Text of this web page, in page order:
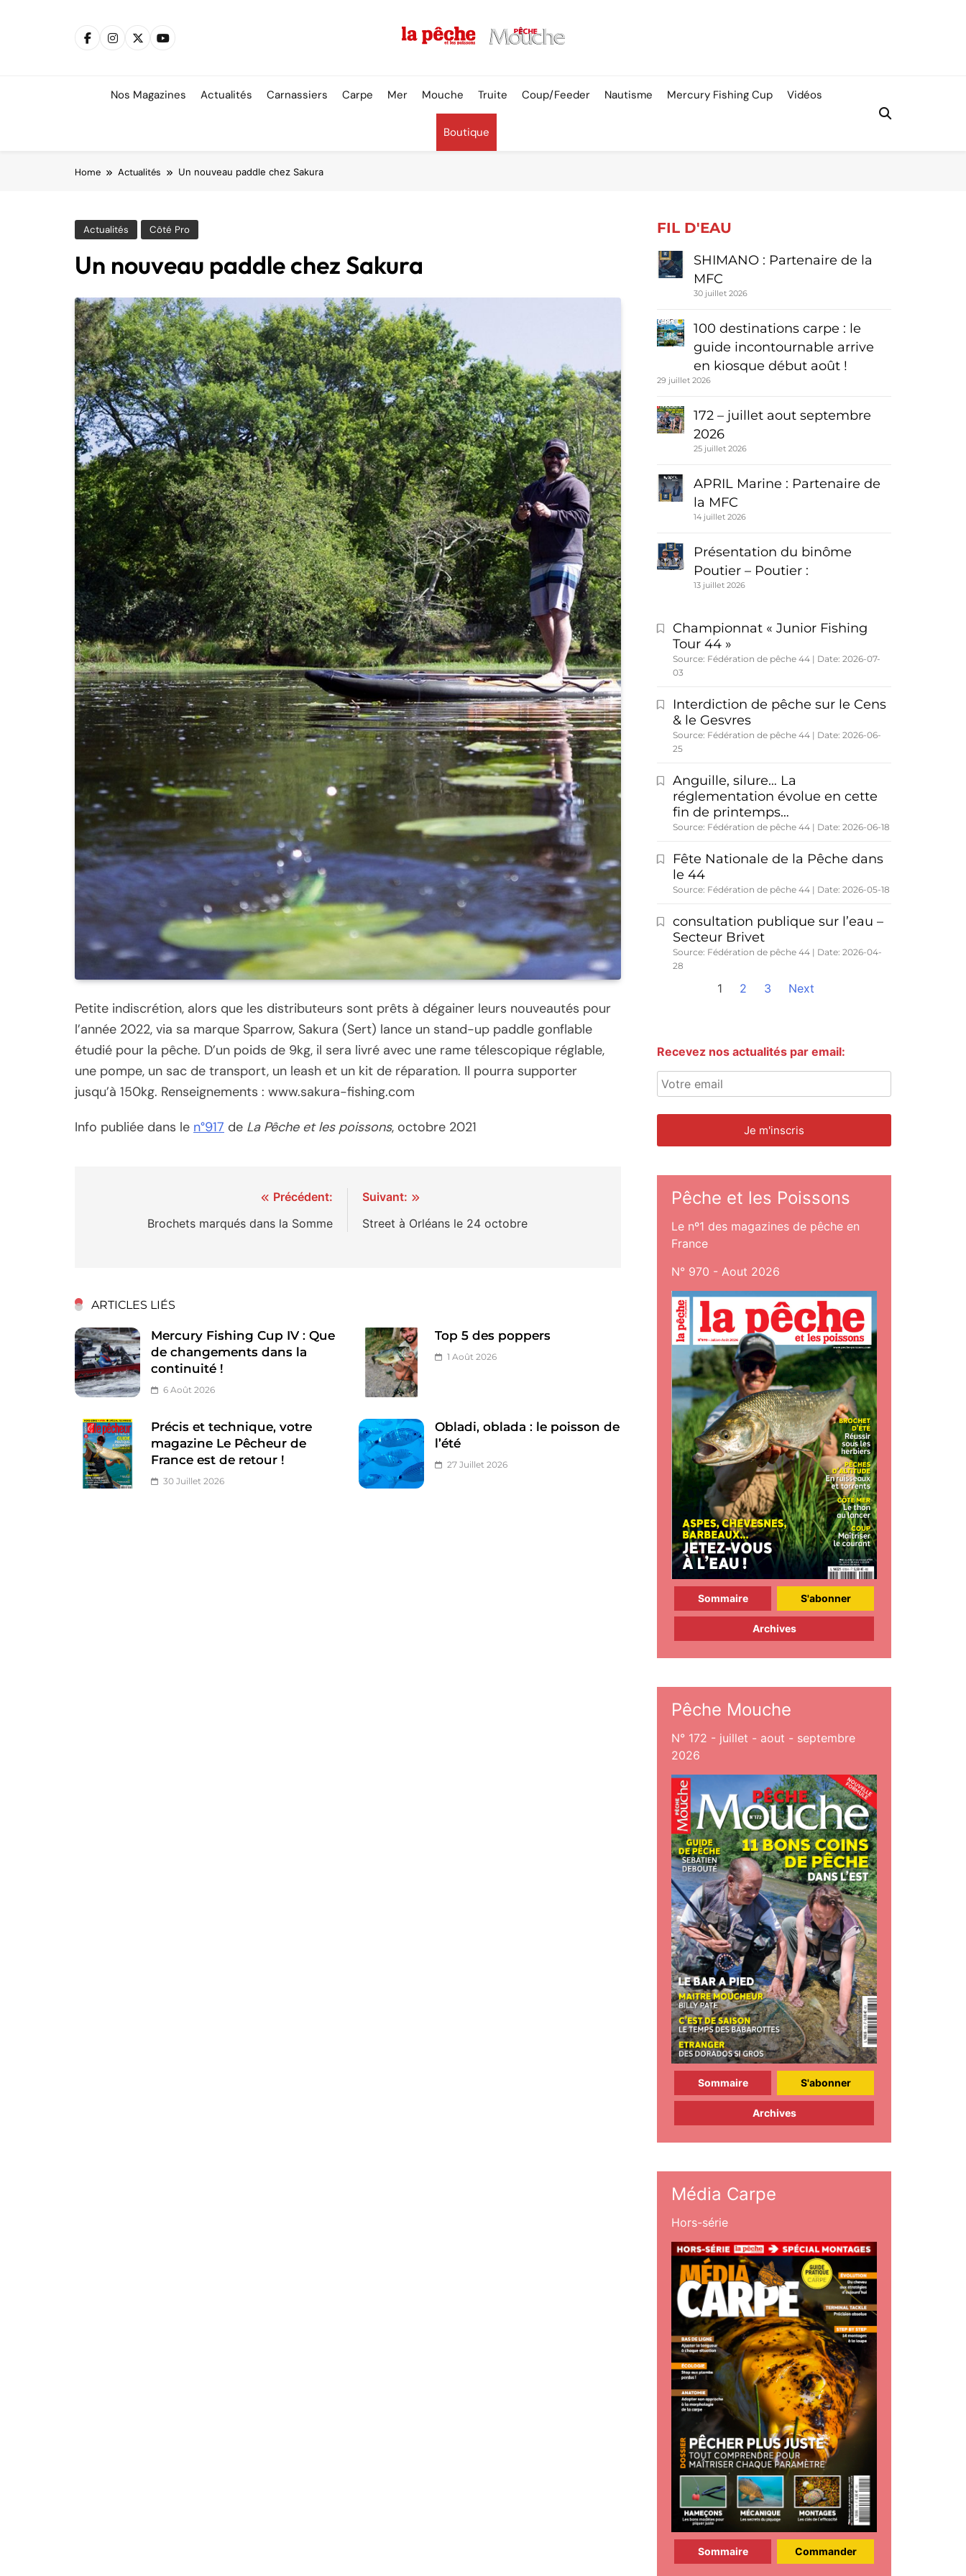
Nos Magazines Actualités Carnassiers Carpe Mer Mouche Truite Coup/Feeder Nautisme Mercury Fishing Cup Vidéos
Boutique
Home Actualités Un nouveau paddle chez Sakura
Actualités Côté Pro
Un nouveau paddle chez Sakura
Petite indiscrétion, alors que les distributeurs sont prêts à dégainer leurs nouveautés pour
l’année 2022, via sa marque Sparrow, Sakura (Sert) lance un stand-up paddle gonflable
étudié pour la pêche. D’un poids de 9kg, il sera livré avec une rame télescopique réglable,
une pompe, un sac de transport, un leash et un kit de réparation. Il pourra supporter
jusqu’à 150kg. Renseignements : www.sakura-fishing.com
Info publiée dans le n°917 de La Pêche et les poissons, octobre 2021
Précédent:
Brochets marqués dans la Somme
Suivant:
Street à Orléans le 24 octobre
ARTICLES LIÉS
Mercury Fishing Cup IV : Que
de changements dans la
continuité !
6 Août 2026
Top 5 des poppers
1 Août 2026
Précis et technique, votre
magazine Le Pêcheur de
France est de retour !
30 Juillet 2026
Obladi, oblada : le poisson de
l’été
27 Juillet 2026
FIL D'EAU
SHIMANO : Partenaire de la
MFC
30 juillet 2026
100 destinations carpe : le
guide incontournable arrive
en kiosque début août !
29 juillet 2026
172 – juillet aout septembre
2026
25 juillet 2026
APRIL Marine : Partenaire de
la MFC
14 juillet 2026
Présentation du binôme
Poutier – Poutier :
13 juillet 2026
Championnat « Junior Fishing
Tour 44 »
Source: Fédération de pêche 44
Date: 2026-07-
03
Interdiction de pêche sur le Cens
& le Gesvres
Source: Fédération de pêche 44
Date: 2026-06-
25
Anguille, silure… La
réglementation évolue en cette
fin de printemps…
Source: Fédération de pêche 44 Date: 2026-06-18
Fête Nationale de la Pêche dans
le 44
Source: Fédération de pêche 44 Date: 2026-05-18
consultation publique sur l’eau –
Secteur Brivet
Source: Fédération de pêche 44
Date: 2026-04-
28
1 2 3 Next
Recevez nos actualités par email:
Pêche et les Poissons
Le nº1 des magazines de pêche en
France
N° 970 - Aout 2026
Sommaire S'abonner
Archives
Pêche Mouche
N° 172 - juillet - aout - septembre
2026
Sommaire S'abonner
Archives
Média Carpe
Hors-série
Sommaire Commander